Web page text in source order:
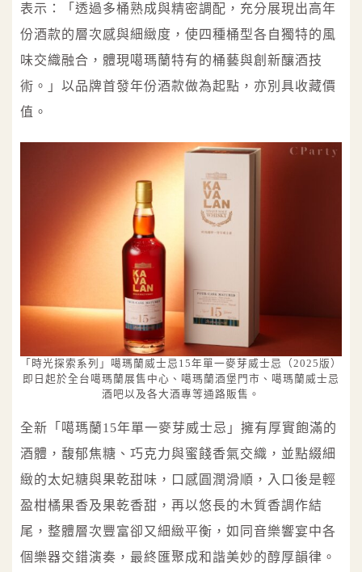
表示：「透過多桶熟成與精密調配，充分展現出高年
份酒款的層次感與細緻度，使四種桶型各自獨特的風
味交織融合，體現噶瑪蘭特有的桶藝與創新釀酒技
術。」以品牌首發年份酒款做為起點，亦別具收藏價
值。
「時光探索系列」噶瑪蘭威士忌15年單一麥芽威士忌（2025版）
即日起於全台噶瑪蘭展售中心、噶瑪蘭酒堡門市、噶瑪蘭威士忌
酒吧以及各大酒專等通路販售。
全新「噶瑪蘭15年單一麥芽威士忌」擁有厚實飽滿的
酒體，馥郁焦糖、巧克力與蜜餞香氣交織，並點綴細
緻的太妃糖與果乾甜味，口感圓潤滑順，入口後是輕
盈柑橘果香及果乾香甜，再以悠長的木質香調作結
尾，整體層次豐富卻又細緻平衡，如同音樂響宴中各
個樂器交錯演奏，最終匯聚成和諧美妙的醇厚韻律。